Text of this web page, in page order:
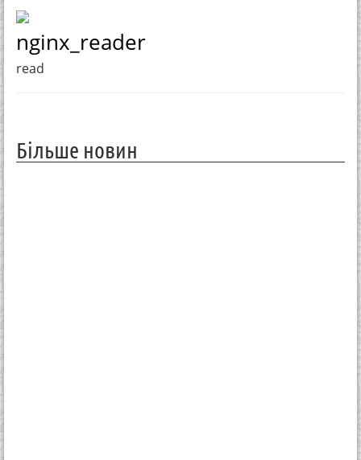
nginx_reader
read
Більше новин